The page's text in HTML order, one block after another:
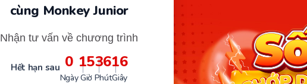
cùng Monkey Junior
Nhận tư vấn về chương trình
Hết hạn sau 0
Ngày
15
Giờ
36
Phút
15
Giây